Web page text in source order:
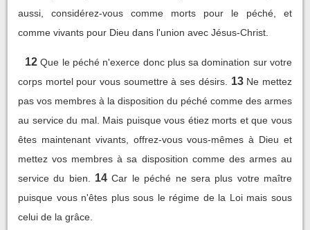
aussi, considérez-vous comme morts pour le péché, et
comme vivants pour Dieu dans l'union avec Jésus-Christ.
12 Que le péché n'exerce donc plus sa domination sur votre
corps mortel pour vous soumettre à ses désirs.
13 Ne mettez
pas vos membres à la disposition du péché comme des armes
au service du mal. Mais puisque vous étiez morts et que vous
êtes maintenant vivants, offrez-vous vous-mêmes à Dieu et
mettez vos membres à sa disposition comme des armes au
service du bien.
14 Car le péché ne sera plus votre maître
puisque vous n'êtes plus sous le régime de la Loi mais sous
celui de la grâce.